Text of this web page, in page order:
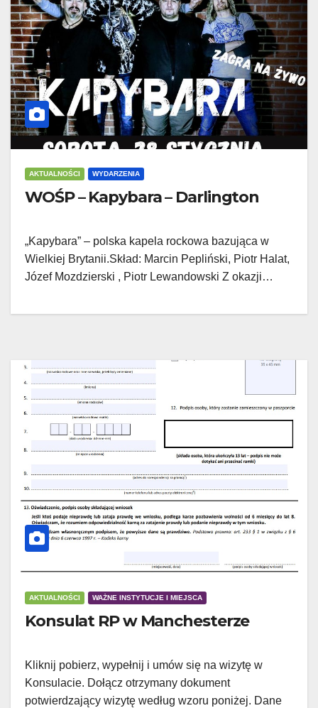
AKTUALNOŚCI WYDARZENIA
WOŚP – Kapybara – Darlington
„Kapybara” – polska kapela rockowa bazująca w
Wielkiej Brytanii.Skład: Marcin Pepliński, Piotr Halat,
Józef Mozdzierski , Piotr Lewandowski Z okazji…
AKTUALNOŚCI WAŻNE INSTYTUCJE I MIEJSCA
Konsulat RP w Manchesterze
Kliknij pobierz, wypełnij i umów się na wizytę w
Konsulacie. Dołącz otrzymany dokument
potwierdzający wizytę według wzoru poniżej. Dane